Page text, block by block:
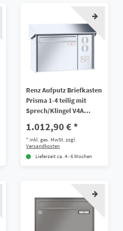
Renz Aufputz Briefkasten
Prisma 1-4 teilig mit
Sprech/Klingel V4A
1.012,90 € *
*inkl. ges. MwSt. zzgl.
Versandkosten
Lieferzeit ca. 4 - 6 Wochen